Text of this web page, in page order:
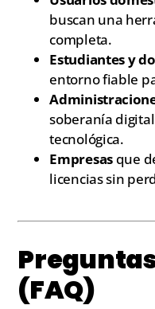
buscan una
completa.
Estudiantes y
entorno fiable
soberanía
tecnológica.
Empresas que
licencias sin
(FAQ)